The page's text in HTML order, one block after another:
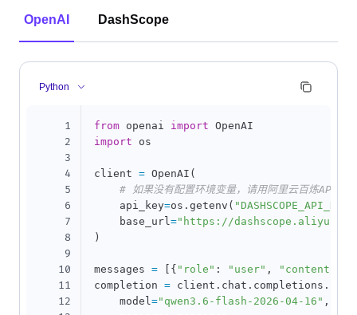
OpenAI DashScope
Python
1
2
3
4
5
6
7
8
9
10
11
12
from openai import
import os
client = OpenAI (
# 如果没有配置环境变量，请用阿里云百炼
    api_key
=os . getenv ( "DASHSCOPE_API_KEY"
    base_url
="https://
)
messages = { "role" : "user" , "content"
completion = client . chat . completions .
    model
="qwen3.6-flash-2026-04-16" ,